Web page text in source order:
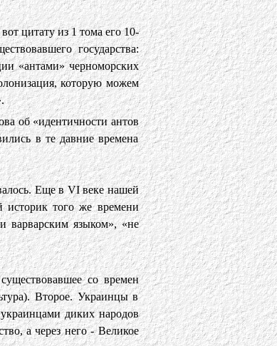
цитату из 1 тома его 10-
государства:
«антами» черноморских
которую можем
об «идентичности антов
в те давние времена
Еще в VI веке нашей
того же времени
варварским языком», «не
со времен
Второе. Украинцы в
диких народов
а через него - Великое